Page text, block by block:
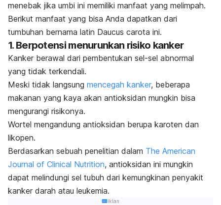
menebak jika umbi ini memiliki manfaat yang melimpah.
Berikut manfaat yang bisa Anda dapatkan dari
tumbuhan bernama latin Daucus carota ini.
1. Berpotensi menurunkan risiko kanker
Kanker berawal dari pembentukan sel-sel abnormal
yang tidak terkendali.
Meski tidak langsung mencegah kanker, beberapa
makanan yang kaya akan antioksidan mungkin bisa
mengurangi risikonya.
Wortel mengandung antioksidan berupa karoten dan
likopen.
Berdasarkan sebuah penelitian dalam The American
Journal of Clinical Nutrition, antioksidan ini mungkin
dapat melindungi sel tubuh dari kemungkinan penyakit
kanker darah atau leukemia.
Iklan